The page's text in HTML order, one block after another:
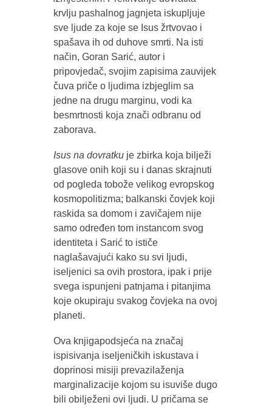
krvlju pashalnog jagnjeta iskupljuje
sve ljude za koje se Isus žrtvovao i
spašava ih od duhove smrti. Na isti
način, Goran Sarić, autor i
pripovjedač, svojim zapisima zauvijek
čuva priče o ljudima izbjeglim sa
jedne na drugu marginu, vodi ka
besmrtnosti koja znači odbranu od
zaborava.
Isus na dovratku je zbirka koja bilježi
glasove onih koji su i danas skrajnuti
od pogleda tobože velikog evropskog
kosmopolitizma; balkanski čovjek koji
raskida sa domom i zavičajem nije
samo određen tom instancom svog
identiteta i Sarić to ističe
naglašavajući kako su svi ljudi,
iseljenici sa ovih prostora, ipak i prije
svega ispunjeni patnjama i pitanjima
koje okupiraju svakog čovjeka na ovoj
planeti.
Ova knjigapodsjeća na značaj
ispisivanja iseljeničkih iskustava i
doprinosi misiji prevazilaženja
marginalizacije kojom su isuviše dugo
bili obilježeni ovi ljudi. U pričama se